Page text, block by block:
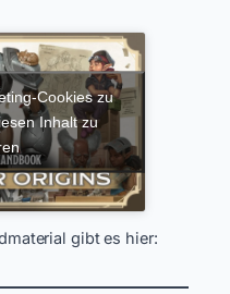
Cookies zu
Inhalt zu
gibt es hier: